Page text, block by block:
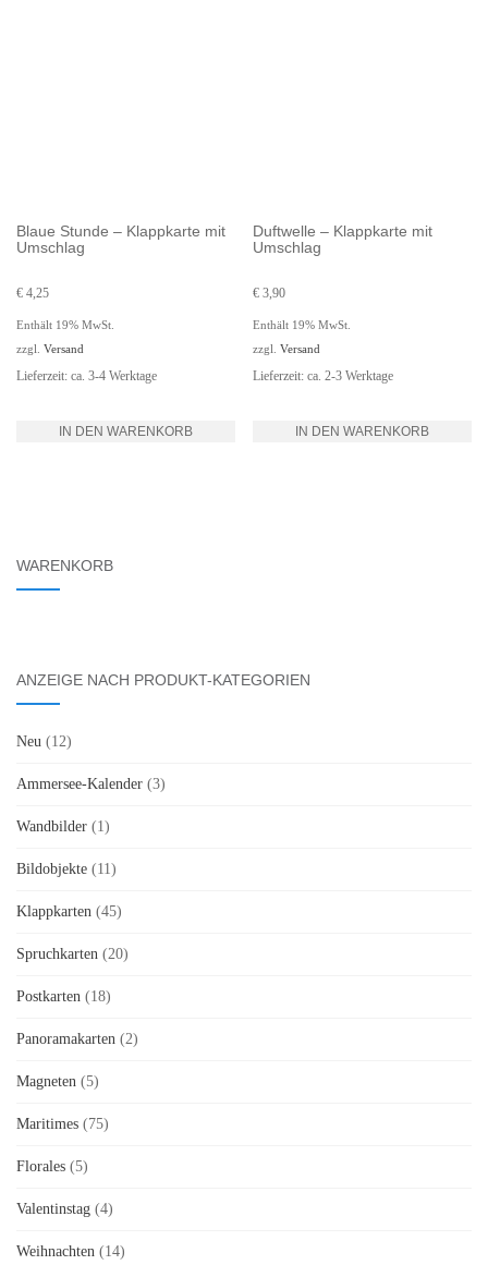
Blaue Stunde – Klappkarte mit
Umschlag
€ 4,25
Enthält 19% MwSt.
zzgl. Versand
Lieferzeit: ca. 3-4 Werktage
IN DEN WARENKORB
Duftwelle – Klappkarte mit
Umschlag
€ 3,90
Enthält 19% MwSt.
zzgl.Versand
Lieferzeit: ca. 2-3 Werktage
IN DEN WARENKORB
WARENKORB
ANZEIGE NACH PRODUKT-KATEGORIEN
Neu (12)
Ammersee-Kalender (3)
Wandbilder (1)
Bildobjekte (11)
Klappkarten (45)
Spruchkarten (20)
Postkarten (18)
Panoramakarten (2)
Magneten (5)
Maritimes (75)
Florales (5)
Valentinstag (4)
Weihnachten (14)